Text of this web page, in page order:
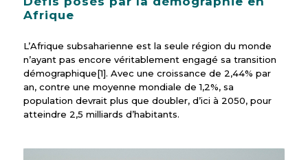
Afrique
L’Afrique subsaharienne est la seule région du monde
n’ayant pas encore véritablement engagé sa transition
démographique[1]. Avec une croissance de 2,44% par
an, contre une moyenne mondiale de 1,2%, sa
population devrait plus que doubler, d’ici à 2050, pour
atteindre 2,5 milliards d’habitants.